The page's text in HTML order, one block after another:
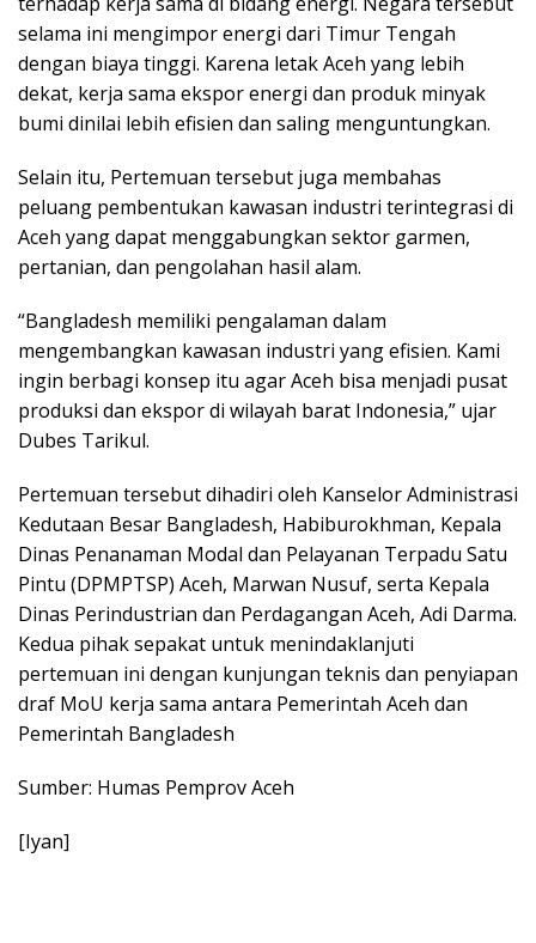
selama ini mengimpor energi dari Timur Tengah
dengan biaya tinggi. Karena letak Aceh yang lebih
dekat, kerja sama ekspor energi dan produk minyak
bumi dinilai lebih efisien dan saling menguntungkan.
Selain itu, Pertemuan tersebut juga membahas
peluang pembentukan kawasan industri terintegrasi di
Aceh yang dapat menggabungkan sektor garmen,
pertanian, dan pengolahan hasil alam.
“Bangladesh memiliki pengalaman dalam
mengembangkan kawasan industri yang efisien. Kami
ingin berbagi konsep itu agar Aceh bisa menjadi pusat
produksi dan ekspor di wilayah barat Indonesia,” ujar
Dubes Tarikul.
Pertemuan tersebut dihadiri oleh Kanselor Administrasi
Kedutaan Besar Bangladesh, Habiburokhman, Kepala
Dinas Penanaman Modal dan Pelayanan Terpadu Satu
Pintu (DPMPTSP) Aceh, Marwan Nusuf, serta Kepala
Dinas Perindustrian dan Perdagangan Aceh, Adi Darma.
Kedua pihak sepakat untuk menindaklanjuti
pertemuan ini dengan kunjungan teknis dan penyiapan
draf MoU kerja sama antara Pemerintah Aceh dan
Pemerintah Bangladesh
Sumber: Humas Pemprov Aceh
[Iyan]